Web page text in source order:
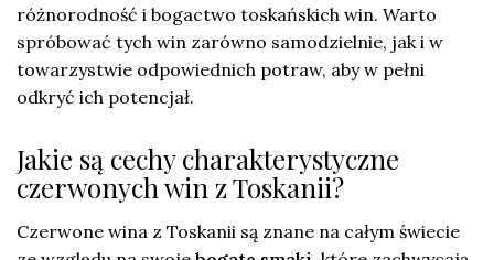
różnorodność i bogactwo toskańskich win. Warto
spróbować tych win zarówno samodzielnie, jak i w
towarzystwie odpowiednich potraw, aby w pełni
odkryć ich potencjał.
Jakie są cechy charakterystyczne
czerwonych win z Toskanii?
Czerwone wina z Toskanii są znane na całym świecie